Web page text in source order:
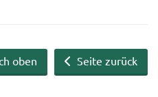
Seite zurück
oben